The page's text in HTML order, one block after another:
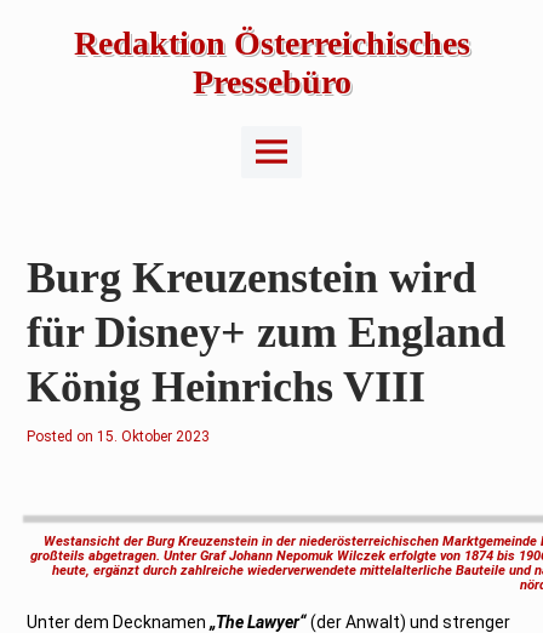
Redaktion Österreichisches
Pressebüro
Main
Menu
Burg Kreuzenstein wird
für Disney+ zum England
König Heinrichs VIII
Posted on1
t
b
e
r
2
15. Oktober 2023
Westansicht derBurg Kreuzensteinin der niederösterreichischen Marktgemeinde
großteils abgetragen. UnterGraf Johann Nepomuk Wilczekerfolgte von 1874 bis
heute, ergänzt durch zahlreiche wiederverwendete mittelalterliche Bauteile und
Unter dem Decknamen„The Lawyer“(der Anwalt) und strenger